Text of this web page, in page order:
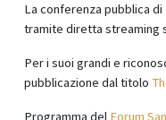
La conferenza pubblica
tramite diretta streaming
Per i suoi grandi e
pubblicazione dal titolo
Programma del Forum